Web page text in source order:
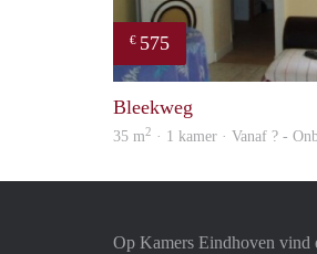
€ 575
Bleekweg
35 m2 · 1 kamer · Vanaf ? -
Op Kamers Eindhoven